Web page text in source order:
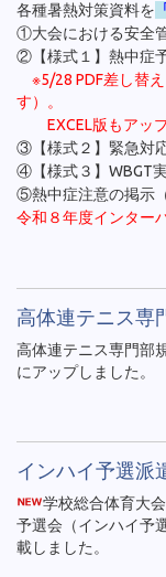
各種暑熱対策資料を
①大会における安全
②【様式１】熱中症
※5/28 PDF差し替
す）。
EXCEL版もアップ
③【様式２】緊急対
④【様式３】WBGT
⑤熱中症注意の掲示
令和８年度インター
高体連テニス専
高体連テニス専門部
にアップしました。
インハイ予選派
学校総合体育大
予選会（インハイ予
載しました。